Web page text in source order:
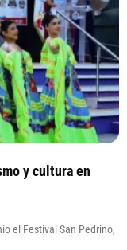
y cultura en
el Festival San Pedrino,